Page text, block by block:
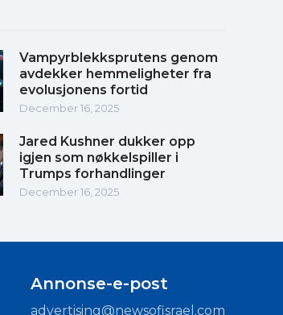
Vampyrblekksprutens genom
avdekker hemmeligheter fra
evolusjonens fortid
December 16, 2025
Jared Kushner dukker opp
igjen som nøkkelspiller i
Trumps forhandlinger
December 16, 2025
Annonse-e-post
advertising@newsofisrael.com